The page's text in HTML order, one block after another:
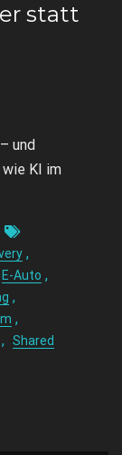
statt
und
KI im
,
E-Auto ,
,
,
, Shared